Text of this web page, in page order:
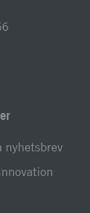
nyhetsbrev